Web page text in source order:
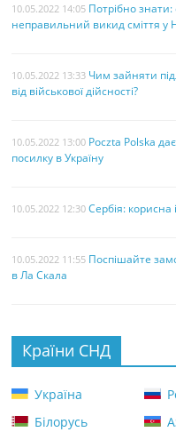
10.05.2022 14:05 Потрібно знати:
неправильний викид сміття у
10.05.2022 13:33 Чим зайняти
від військової дійсності?
10.05.2022 13:00 Poczta Polska
посилку в Україну
10.05.2022 12:30 Сербія: корисна
10.05.2022 11:55 Поспішайте
в Ла Скала
Країни СНД
Україна
Білорусь